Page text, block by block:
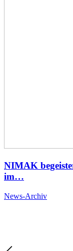
NIMAK
im…
News-Archiv